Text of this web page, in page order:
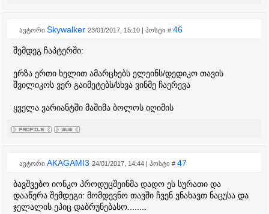
ავტორი Skywalker 23/01/2017, 15:10 | პოსტი # 46
შემდეგ ჩაპტერში:
ერზა ერთი ხელით ამარცხებს ელეინს/დედიკო თავის
შვილიკოს ვერ გაიმეტებს/სხვა ვინმე ჩაერევა
ყველა ვარიანტში მაშიმა ბოლოს იღიმის
ავტორი AKAGAMI3 24/01/2017, 14:44 | პოსტი # 47
ბავშვებო იონკო პროდუცშეინმა დადო ეს სურათი და
დააწერა შემდეგი: მომდევნო თავში ჩვენ ვნახავთ ნაცუსა და
ჯელალის ეპიც დაბრუნებასო........